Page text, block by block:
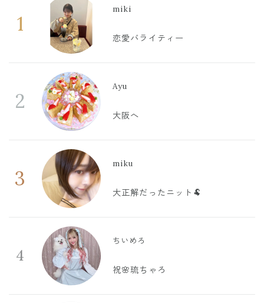
1
miki
恋愛バライティー
2
Ayu
大阪へ
3
miku
大正解だったニット🐏
4
ちいめろ
祝🌸琉ちゃろ